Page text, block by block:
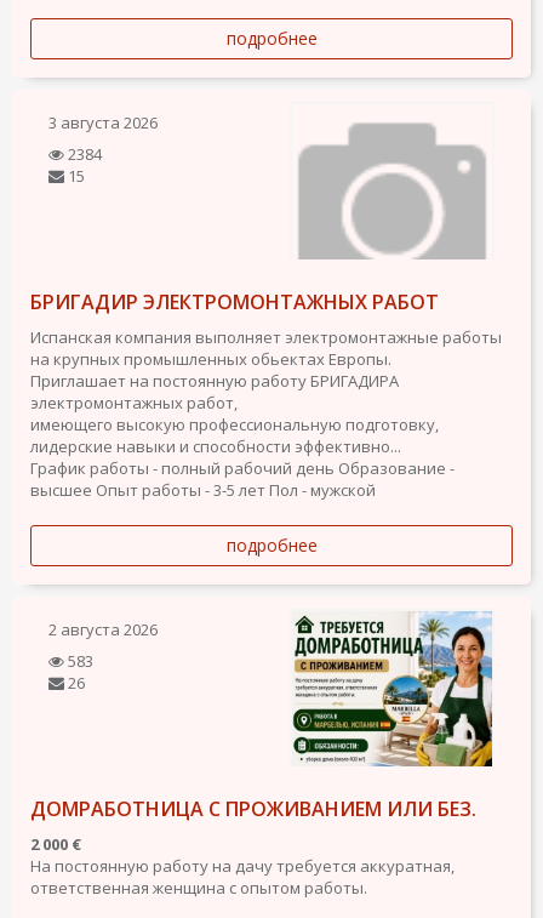
подробнее
3 августа 2026
2384
15
БРИГАДИР ЭЛЕКТРОМОНТАЖНЫХ РАБОТ
Испанская компания выполняет электромонтажные работы
на крупных промышленных обьектах Европы.
Приглашает на постоянную работу БРИГАДИРА
электромонтажных работ,
имеющего высокую профессиональную подготовку,
лидерские навыки и способности эффективно...
График работы - полный рабочий день Образование -
высшее Опыт работы - 3-5 лет Пол - мужской
подробнее
2 августа 2026
583
26
ДОМРАБОТНИЦА С ПРОЖИВАНИЕМ ИЛИ БЕЗ.
2 000 €
На постоянную работу на дачу требуется аккуратная,
ответственная женщина с опытом работы.